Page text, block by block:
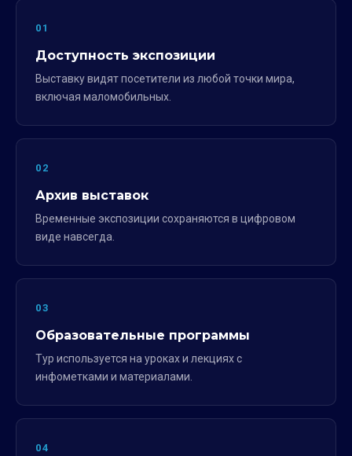
01
Доступность экспозиции
Выставку видят посетители из любой точки мира,
включая маломобильных.
02
Архив выставок
Временные экспозиции сохраняются в цифровом
виде навсегда.
03
Образовательные программы
Тур используется на уроках и лекциях с
инфометками и материалами.
04